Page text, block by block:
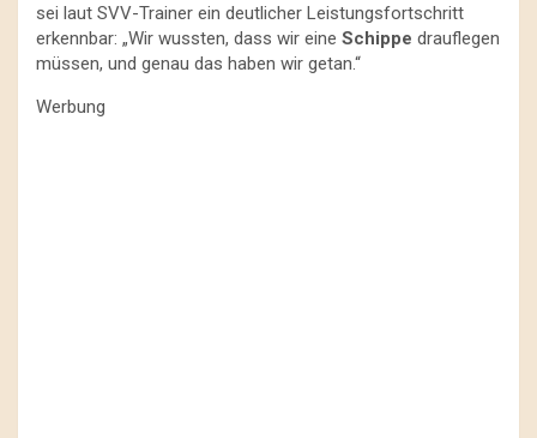
sei laut SVV-Trainer ein deutlicher Leistungsfortschritt
erkennbar: „Wir wussten, dass wir eine Schippe drauflegen
müssen, und genau das haben wir getan.“
Werbung